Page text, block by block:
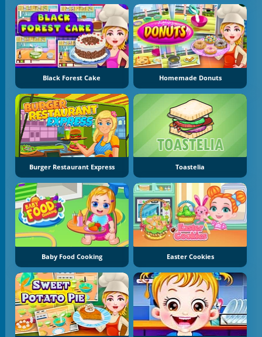
Black Forest Cake Homemade Donuts
Burger Restaurant Express Toastelia
Baby Food Cooking Easter Cookies